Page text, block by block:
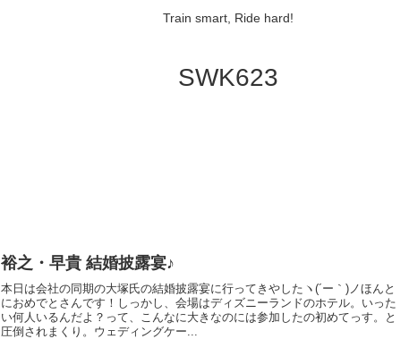
Train smart, Ride hard!
SWK623
裕之・早貴 結婚披露宴♪
本日は会社の同期の大塚氏の結婚披露宴に行ってきやしたヽ(´ー｀)ノほんと
におめでとさんです！しっかし、会場はディズニーランドのホテル。いった
い何人いるんだよ？って、こんなに大きなのには参加したの初めてっす。と
圧倒されまくり。ウェディングケー...